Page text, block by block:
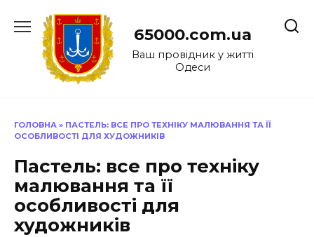
до
65000.com.ua
Ваш провідник у житті
Одеси
ГОЛОВНА » ПАСТЕЛЬ: ВСЕ ПРО ТЕХНІКУ МАЛЮВАННЯ ТА ЇЇ
ОСОБЛИВОСТІ ДЛЯ ХУДОЖНИКІВ
Пастель: все про техніку
малювання та її
особливості для
художників